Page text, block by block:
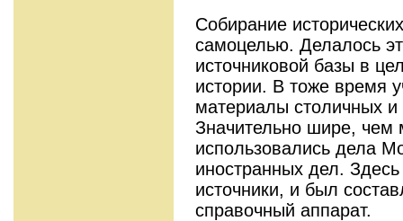
Собирание
самоцелью. Делалось
источниковой базы в
истории. В тоже время
материалы столичных
Значительно шире, чем
использовались дела
иностранных дел.
источники, и был
справочный аппарат.